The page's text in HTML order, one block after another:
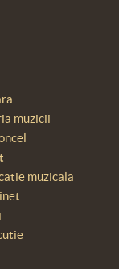
muzicii
muzicala